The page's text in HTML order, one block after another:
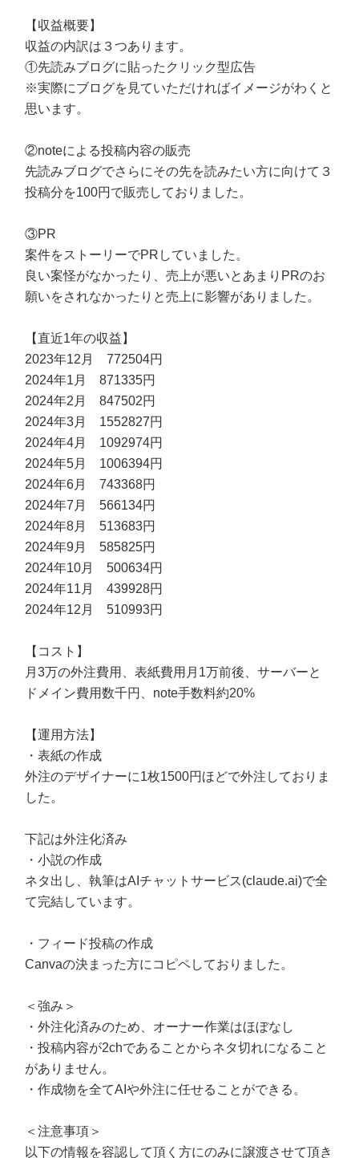
【収益概要】
収益の内訳は３つあります。
①先読みブログに貼ったクリック型広告
※実際にブログを見ていただければイメージがわくと
思います。
②noteによる投稿内容の販売
先読みブログでさらにその先を読みたい方に向けて３
投稿分を100円で販売しておりました。
③PR
案件をストーリーでPRしていました。
良い案怪がなかったり、売上が悪いとあまりPRのお
願いをされなかったりと売上に影響がありました。
【直近1年の収益】
2023年12月 772504円
2024年1月 871335円
2024年2月 847502円
2024年3月 1552827円
2024年4月 1092974円
2024年5月 1006394円
2024年6月 743368円
2024年7月 566134円
2024年8月 513683円
2024年9月 585825円
2024年10月 500634円
2024年11月 439928円
2024年12月 510993円
【コスト】
月3万の外注費用、表紙費用月1万前後、サーバーと
ドメイン費用数千円、note手数料約20%
【運用方法】
・表紙の作成
外注のデザイナーに1枚1500円ほどで外注しておりま
した。
下記は外注化済み
・小説の作成
ネタ出し、執筆はAIチャットサービス(claude.ai)で全
て完結しています。
・フィード投稿の作成
Canvaの決まった方にコピペしておりました。
＜強み＞
・外注化済みのため、オーナー作業はほぼなし
・投稿内容が2chであることからネタ切れになること
がありません。
・作成物を全てAIや外注に任せることができる。
＜注意事項＞
以下の情報を容認して頂く方にのみに譲渡させて頂き